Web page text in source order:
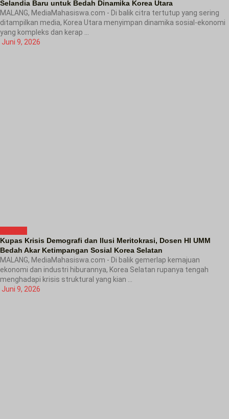
Selandia Baru untuk Bedah Dinamika Korea Utara
MALANG, MediaMahasiswa.com - Di balik citra tertutup yang sering
ditampilkan media, Korea Utara menyimpan dinamika sosial-ekonomi
yang kompleks dan kerap ...
Juni 9, 2026
Kupas Krisis Demografi dan Ilusi Meritokrasi, Dosen HI UMM
Bedah Akar Ketimpangan Sosial Korea Selatan
MALANG, MediaMahasiswa.com - Di balik gemerlap kemajuan
ekonomi dan industri hiburannya, Korea Selatan rupanya tengah
menghadapi krisis struktural yang kian ...
Juni 9, 2026